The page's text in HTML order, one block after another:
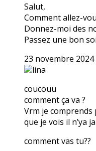
Salut,
Comment allez-
Donnez-moi des
Passez une bon
23 novembre
lina
coucouu
comment ça va ?
Vrm je comprends
que je vois il n’ya
comment vas tu??